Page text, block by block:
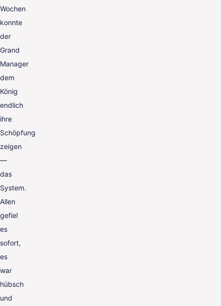
Wochen
konnte
der
Grand
Manager
dem
König
endlich
ihre
Schöpfung
zeigen
—
das
System.
Allen
gefiel
es
sofort,
es
war
hübsch
und